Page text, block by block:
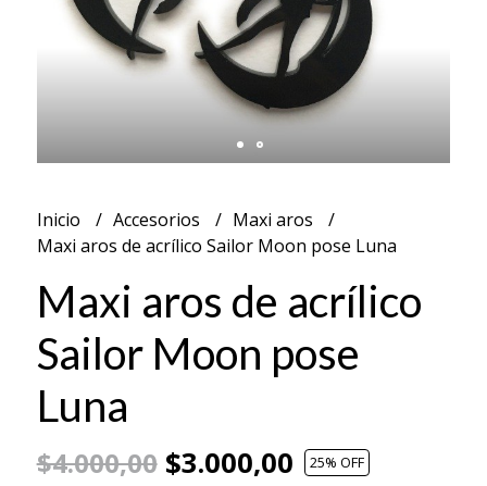
Inicio Accesorios
Maxi aros
Maxi aros de acrílico Sailor Moon pose Luna
Maxi aros de acrílico
Sailor Moon pose
Luna
$4.000,00$3.000,00 25% OFF